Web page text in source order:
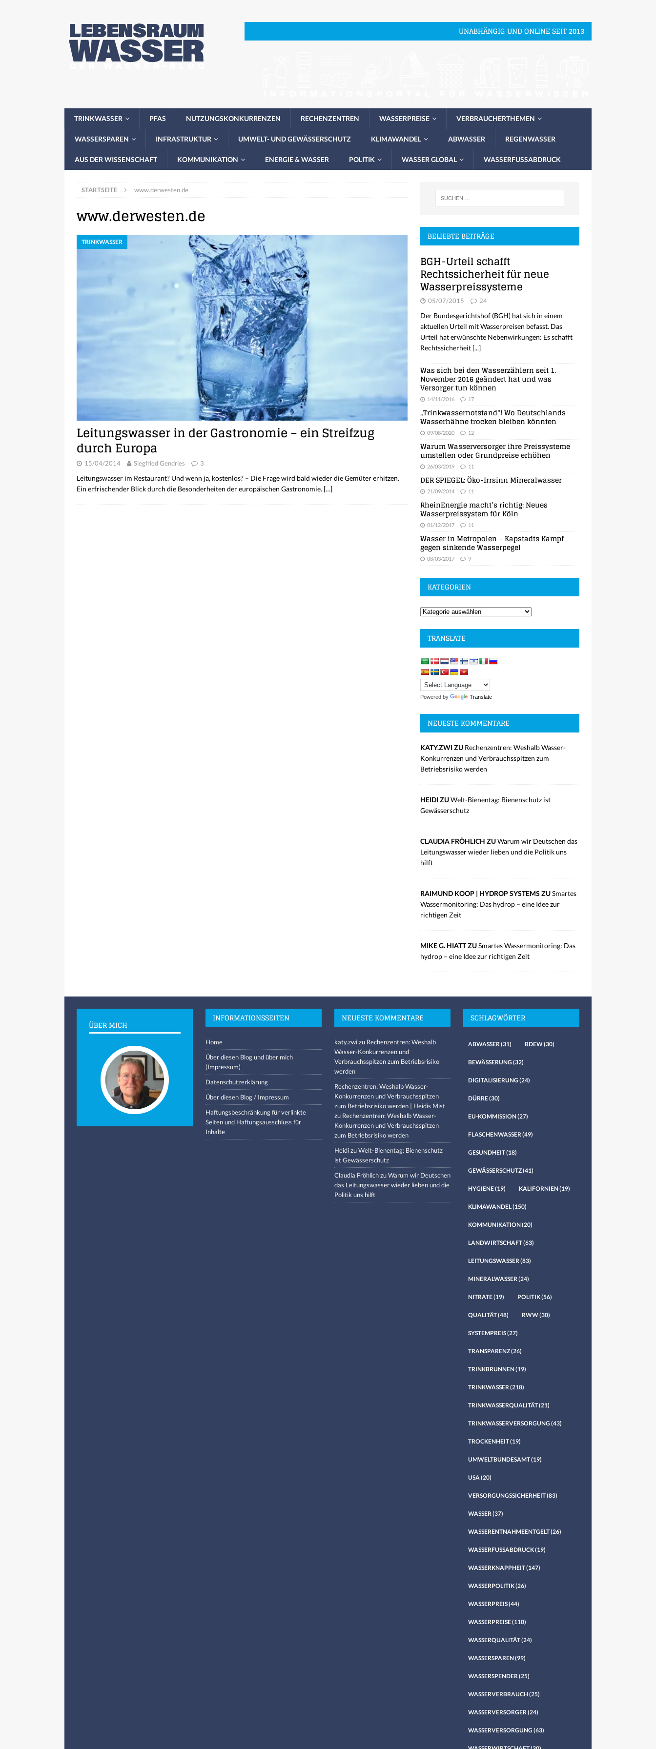
UNABHÄNGIG UND ONLINE SEIT 2013
TRINKWASSER PFAS NUTZUNGSKONKURRENZEN RECHENZENTREN WASSERPREISE VERBRAUCHERTHEMEN
WASSERSPAREN INFRASTRUKTUR UMWELT- UND GEWÄSSERSCHUTZ KLIMAWANDEL ABWASSER REGENWASSER
AUS DER WISSENSCHAFT KOMMUNIKATION ENERGIE & WASSER POLITIK WASSER GLOBAL WASSERFUSSABDRUCK
STARTSEITE www.derwesten.de
www.derwesten.de
TRINKWASSER
Leitungswasser in der Gastronomie – ein Streifzug
durch Europa
15/04/2014 Siegfried Gendries 3
Leitungswasser im Restaurant? Und wenn ja, kostenlos? – Die Frage wird bald wieder die Gemüter erhitzen.
Ein erfrischender Blick durch die Besonderheiten der europäischen Gastronomie. […]
BELIEBTE BEITRÄGE
BGH-Urteil schafft
Rechtssicherheit für neue
Wasserpreissysteme
05/07/2015 24
Der Bundesgerichtshof (BGH) hat sich in einem
aktuellen Urteil mit Wasserpreisen befasst. Das
Urteil hat erwünschte Nebenwirkungen: Es schafft
Rechtssicherheit [...]
Was sich bei den Wasserzählern seit 1.
November 2016 geändert hat und was
Versorger tun können
14/11/2016 17
„Trinkwassernotstand“! Wo Deutschlands
Wasserhähne trocken bleiben könnten
09/08/2020 12
Warum Wasserversorger ihre Preissysteme
umstellen oder Grundpreise erhöhen
26/03/2019 11
DER SPIEGEL: Öko-Irrsinn Mineralwasser
21/09/2014 11
RheinEnergie macht’s richtig: Neues
Wasserpreissystem für Köln
01/12/2017 11
Wasser in Metropolen – Kapstadts Kampf
gegen sinkende Wasserpegel
08/03/2017 9
KATEGORIEN
TRANSLATE
Powered by Translate
NEUESTE KOMMENTARE
KATY.ZWI ZU Rechenzentren: Weshalb Wasser-
Konkurrenzen und Verbrauchsspitzen zum
Betriebsrisiko werden
HEIDI ZUWelt-Bienentag: Bienenschutz ist
Gewässerschutz
CLAUDIA FRÖHLICH ZUWarum wir Deutschen das
Leitungswasser wieder lieben und die Politik uns
hilft
RAIMUND KOOP | HYDROP SYSTEMS ZUSmartes
Wassermonitoring: Das hydrop – eine Idee zur
richtigen Zeit
MIKE G. HIATT ZUSmartes Wassermonitoring: Das
hydrop – eine Idee zur richtigen Zeit
ÜBER MICH
INFORMATIONSSEITEN
Home
Über diesen Blog und über mich
(Impressum)
Datenschutzerklärung
Über diesen Blog / Impressum
Haftungsbeschränkung für verlinkte
Seiten und Haftungsausschluss für
Inhalte
NEUESTE KOMMENTARE
katy.zwizu Rechenzentren: Weshalb
Wasser-Konkurrenzen und
Verbrauchsspitzen zum Betriebsrisiko
werden
Rechenzentren: Weshalb Wasser-
Konkurrenzen und Verbrauchsspitzen
zum Betriebsrisiko werden | Heidis Mist
zu Rechenzentren: Weshalb Wasser-
Konkurrenzen und Verbrauchsspitzen
zum Betriebsrisiko werden
HeidizuWelt-Bienentag: Bienenschutz
ist Gewässerschutz
Claudia FröhlichzuWarum wir Deutschen
das Leitungswasser wieder lieben und die
Politik uns hilft
SCHLAGWÖRTER
ABWASSER (31) BDEW(30)
BEWÄSSERUNG (32)
DIGITALISIERUNG (24)
DÜRRE(30)
EU-KOMMISSION(27)
FLASCHENWASSER (49)
GESUNDHEIT(18)
GEWÄSSERSCHUTZ(41)
HYGIENE(19) KALIFORNIEN(19)
KLIMAWANDEL(150)
KOMMUNIKATION(20)
LANDWIRTSCHAFT(63)
LEITUNGSWASSER (83)
MINERALWASSER (24)
NITRATE(19) POLITIK(56)
QUALITÄT(48) RWW(30)
SYSTEMPREIS(27)
TRANSPARENZ(26)
TRINKBRUNNEN(19)
TRINKWASSER (218)
TRINKWASSERQUALITÄT(21)
TRINKWASSERVERSORGUNG (43)
TROCKENHEIT(19)
UMWELTBUNDESAMT(19)
USA (20)
VERSORGUNGSSICHERHEIT(83)
WASSER (37)
WASSERENTNAHMEENTGELT(26)
WASSERFUSSABDRUCK(19)
WASSERKNAPPHEIT(147)
WASSERPOLITIK(26)
WASSERPREIS(44)
WASSERPREISE(110)
WASSERQUALITÄT(24)
WASSERSPAREN(99)
WASSERSPENDER (25)
WASSERVERBRAUCH(25)
WASSERVERSORGER (24)
WASSERVERSORGUNG (63)